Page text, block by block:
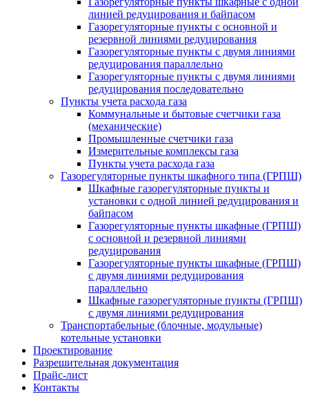
линией редуцирования и байпасом
Газорегуляторные пункты с основной и
резервной линиями редуцирования
Газорегуляторные пункты с двумя линиями
редуцирования параллельно
Газорегуляторные пункты с двумя линиями
редуцирования последовательно
Пункты учета расхода газа
Коммунальные и бытовые счетчики газа
(механические)
Промышленные счетчики газа
Измерительные комплексы газа
Пункты учета расхода газа
Газорегуляторные пункты шкафного типа (ГРПШ)
Шкафные газорегуляторные пункты и
установки c одной линией редуцирования и
байпасом
Газорегуляторные пункты шкафные (ГРПШ)
с основной и резервной линиями
редуцирования
Газорегуляторные пункты шкафные (ГРПШ)
с двумя линиями редуцирования
параллельно
Шкафные газорегуляторные пункты (ГРПШ)
c двумя линиями редуцирования
Транспортабельные (блочные, модульные)
котельные установки
Проектирование
Разрешительная документация
Прайс-лист
Контакты